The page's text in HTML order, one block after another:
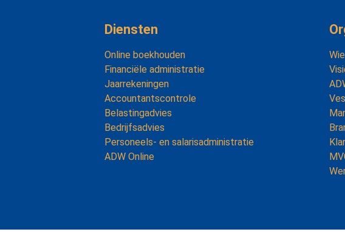
Diensten
Online boekhouden
Financiële administratie
Jaarrekeningen
Accountantscontrole
Belastingadvies
Bedrijfsadvies
Personeels- en salarisadministratie
ADW Online